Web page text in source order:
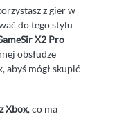
z gier w
do tego stylu
X2 Pro
obsłudze
abyś mógł skupić
Xbox, co ma